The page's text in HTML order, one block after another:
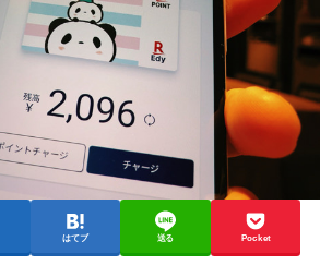
はてブ 送る Pocket